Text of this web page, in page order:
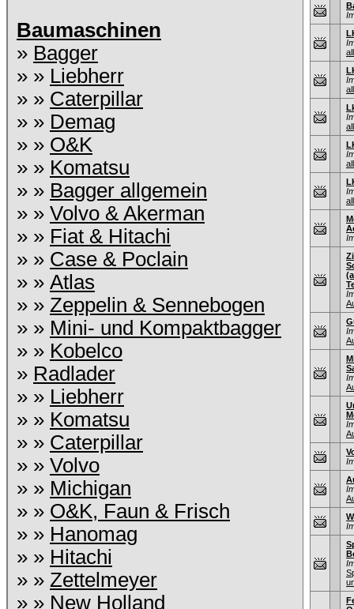
Baumaschinen
» Bagger
» » Liebherr
» » Caterpillar
» » Demag
» » O&K
» » Komatsu
» » Bagger allgemein
» » Volvo & Akerman
» » Fiat & Hitachi
» » Case & Poclain
» » Atlas
» » Zeppelin & Sennebogen
» » Mini- und Kompaktbagger
» » Kobelco
» Radlader
» » Liebherr
» » Komatsu
» » Caterpillar
» » Volvo
» » Michigan
» » O&K, Faun & Frisch
» » Hanomag
» » Hitachi
» » Zettelmeyer
» » New Holland